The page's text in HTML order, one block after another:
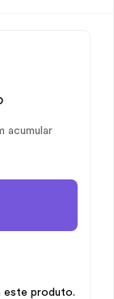
acumular
este produto.